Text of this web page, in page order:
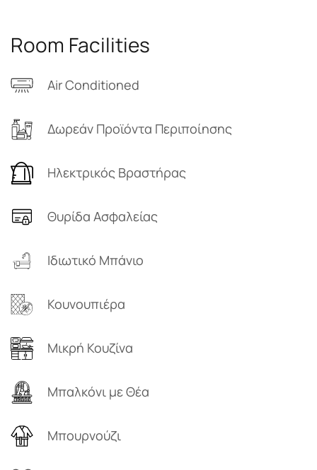
Room Facilities
Air Conditioned
Δωρεάν Προϊόντα Περιποίησης
Ηλεκτρικός Βραστήρας
Θυρίδα Ασφαλείας
Ιδιωτικό Μπάνιο
Κουνουπιέρα
Μικρή Κουζίνα
Μπαλκόνι με Θέα
Μπουρνούζι